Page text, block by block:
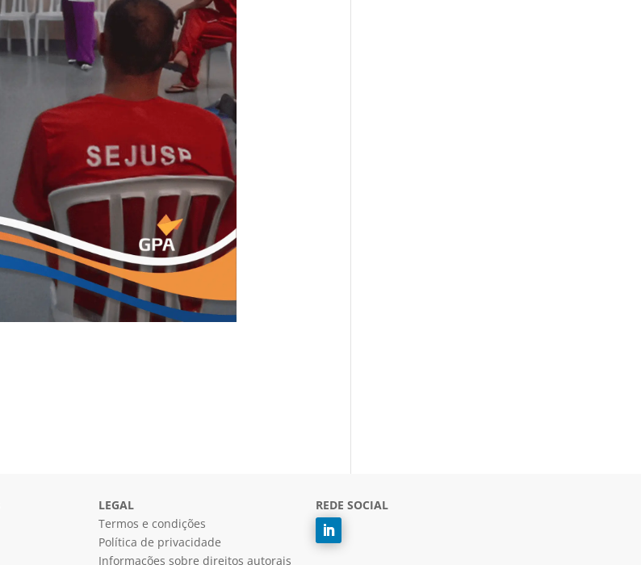
LEGAL
Termos e condições
Política de privacidade
Informações sobre direitos autorais
REDE SOCIAL